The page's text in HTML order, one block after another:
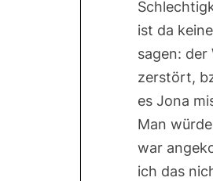
ist da
sagen: der
zerstört,
es Jona
Man
war
ich das